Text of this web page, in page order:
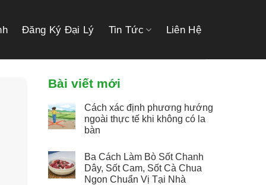
Đăng Ký Đại Lý Tin Tức Liên Hệ
Bài viết mới
Cách xác định phương hướng
ngoài thực tế khi không có la
bàn
Ba Cách Làm Bò Sốt Chanh
Dây, Sốt Cam, Sốt Cà Chua
Ngon Chuẩn Vị Tại Nhà